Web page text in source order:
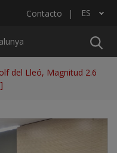
Contacto ES
Lista adicional de acciones
del Lleó, Magnitud 2.6